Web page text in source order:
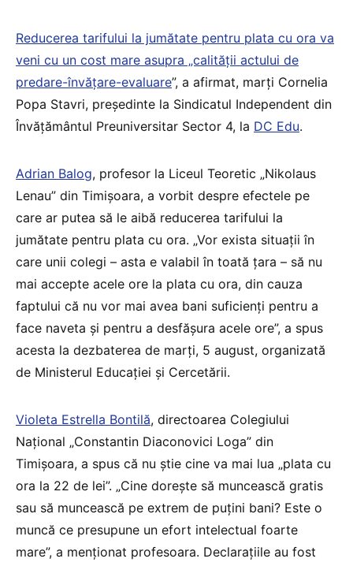
Reducerea tarifului la jumătate pentru plata cu ora va
veni cu un cost mare asupra „calității actului de
predare-învățare-evaluare”, a afirmat, marți Cornelia
Popa Stavri, președinte la Sindicatul Independent din
Învăţământul Preuniversitar Sector 4, la DC Edu.
Adrian Balog, profesor la Liceul Teoretic „Nikolaus
Lenau” din Timișoara, a vorbit despre efectele pe
care ar putea să le aibă reducerea tarifului la
jumătate pentru plata cu ora. „Vor exista situații în
care unii colegi – asta e valabil în toată țara – să nu
mai accepte acele ore la plata cu ora, din cauza
faptului că nu vor mai avea bani suficienți pentru a
face naveta și pentru a desfășura acele ore”, a spus
acesta la dezbaterea de marți, 5 august, organizată
de Ministerul Educației și Cercetării.
Violeta Estrella Bontilă, directoarea Colegiului
Național „Constantin Diaconovici Loga” din
Timișoara, a spus că nu știe cine va mai lua „plata cu
ora la 22 de lei”. „Cine dorește să muncească gratis
sau să muncească pe extrem de puțini bani? Este o
muncă ce presupune un efort intelectual foarte
mare”, a menționat profesoara. Declarațiile au fost